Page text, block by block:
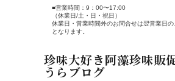
■営業時間：9：00〜17:00
（休業日/土・日・祝日）
休業日・営業時間外のお問合せは翌営業日の
となります。
珍味大好き阿藻珍味販
うらブログ